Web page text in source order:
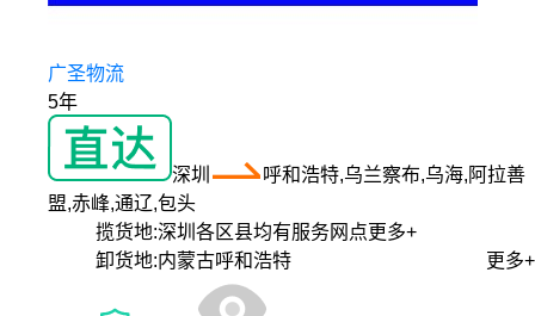
广圣物流
5年
深圳
呼和浩特,乌兰察布,乌海,阿拉善
盟,赤峰,通辽,包头
揽货地:深圳各区县均有服务网点更多+
卸货地:内蒙古呼和浩特 更多+